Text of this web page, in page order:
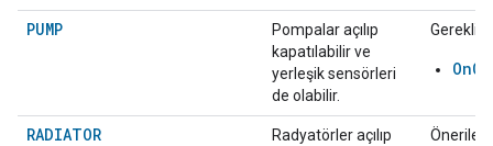
PUMP
Pompalar açılıp
kapatılabilir ve
yerleşik sensörleri
de olabilir.
Gerekli:
RADIATOR
Radyatörler açılıp
Önerilen: